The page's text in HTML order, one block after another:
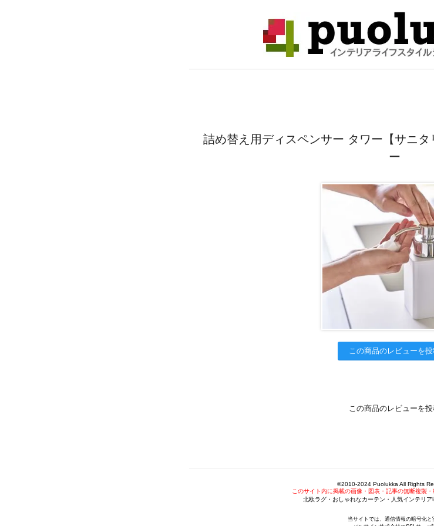
詰め替え用ディスペンサー タワー【サニタ
ー
この商品のレビューを
この商品のレビューを
©2010-2024 Puolukka All Rights
このサイト内に掲載の画像・図表・記事の無断複製
北欧ラグ・おしゃれなカーテン・人気インテリ
当サイトでは、通信情報の暗号化